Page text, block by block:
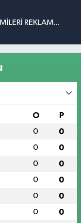
REKLAM...
O P
0 0
0 0
0 0
0 0
0 0
0 0